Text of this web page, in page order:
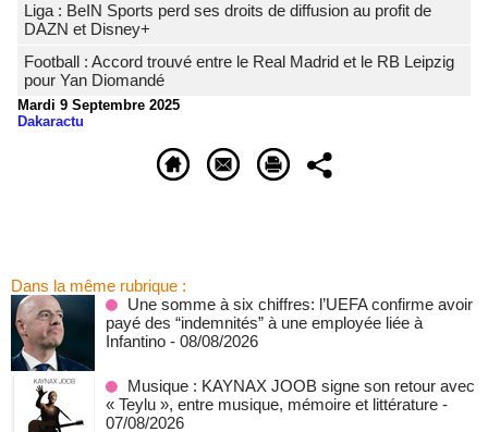
Liga : BeIN Sports perd ses droits de diffusion au profit de
DAZN et Disney+
Football : Accord trouvé entre le Real Madrid et le RB Leipzig
pour Yan Diomandé
Mardi 9 Septembre 2025
Dakaractu
Dans la même rubrique :
Une somme à six chiffres: l’UEFA confirme avoir
payé des “indemnités” à une employée liée à
Infantino - 08/08/2026
Musique : KAYNAX JOOB signe son retour avec
« Teylu », entre musique, mémoire et littérature -
07/08/2026